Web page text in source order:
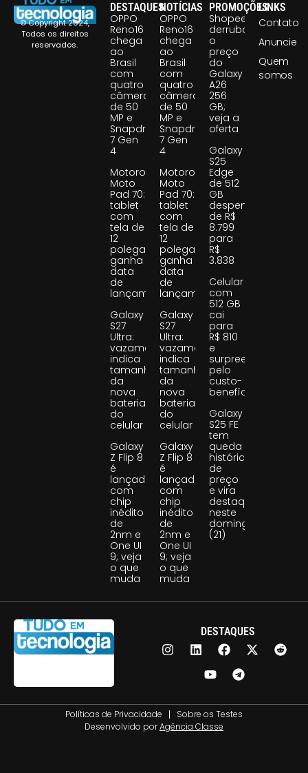
© Copyright 2024,
Todos os direitos
reservados.
DESTAQUES
OPPO
Reno16
chega
ao
Brasil
com
quatro
câmeras
de 50
MP e
Snapdragon
7 Gen
4
Motorola
Moto
Pad 70:
tablet
com
tela de
12
polegadas
ganha
data
de
lançamento
Galaxy
S27
Ultra:
vazamento
indica
tamanho
da
nova
bateria
do
celular
Galaxy
Z Flip 8
é
lançado
com
chip
inédito
de
2nm e
One UI
9; veja
o que
muda
NOTÍCIAS
OPPO
Reno16
chega
ao
Brasil
com
quatro
câmeras
de 50
MP e
Snapdragon
7 Gen
4
Motorola
Moto
Pad 70:
tablet
com
tela de
12
polegadas
ganha
data
de
lançamento
Galaxy
S27
Ultra:
vazamento
indica
tamanho
da
nova
bateria
do
celular
Galaxy
Z Flip 8
é
lançado
com
chip
inédito
de
2nm e
One UI
9; veja
o que
muda
PROMOÇÕES
Shopee
derruba
o
preço
do
Galaxy
A26
256
GB;
veja a
oferta
Galaxy
S25
Edge
de 512
GB
despenca
de R$
8.799
para
R$
3.838
Celular
com
512 GB
cai
para
R$ 810
e
surpreende
pelo
custo-
benefício
Galaxy
S25 FE
tem
queda
histórica
de
preço
e vira
destaque
neste
domingo
(21)
LINKS
Contato
Anuncie
Quem
somos
DESTAQUES
Políticas de Privacidade
Sobre os Testes
Desenvolvido porAgência Classe